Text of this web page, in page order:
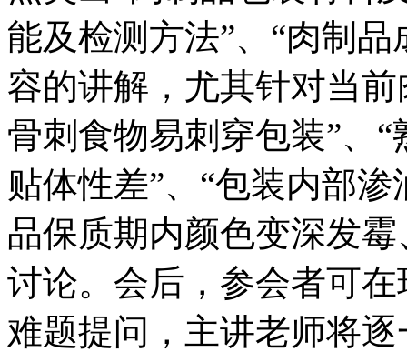
能及检测方法”、“肉制
容的讲解，尤其针对当
骨刺食物易刺穿包装”、
贴体性差”、“包装内部
品保质期内颜色变深发
讨论。会后，参会者可
难题提问，主讲老师将